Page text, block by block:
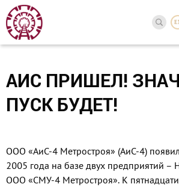
АИС ПРИШЕЛ!
ПУСК БУДЕТ!
ООО «АиС-4 Метростроя» (АиС-4)
2005 года на базе двух предприятий –
ООО «СМУ-4 Метростроя». К